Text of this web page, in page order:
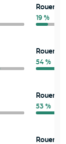
Rouen
19 %
Rouen
54 %
Rouen
53 %
Rouen